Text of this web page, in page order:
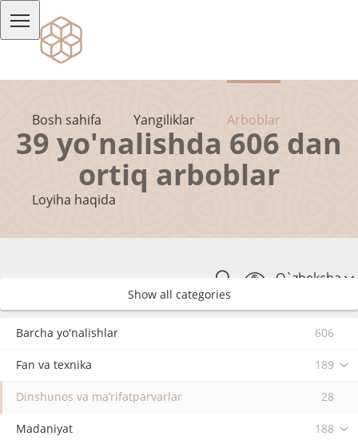
Bosh sahifa Yangiliklar Arboblar
Loyiha haqida
O`zbekcha
39 yo'nalishda 606 dan
ortiq arboblar
Show all categories
Barcha yo'nalishlar 606
Fan va texnika 189
Dinshunos va ma’rifatparvarlar 28
Madaniyat 188